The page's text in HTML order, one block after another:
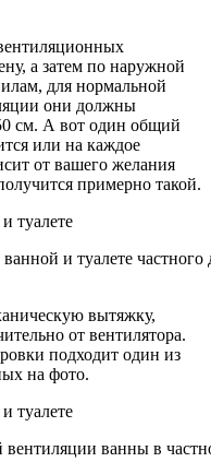
а затем по наружной
для нормальной
они должны
см. А вот один общий
или на каждое
от вашего желания
примерно такой.
и туалете
вытяжку,
от вентилятора.
подходит один из
на фото.
вентиляции ванны в